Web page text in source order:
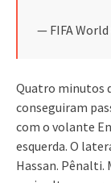
— FIFA World
Quatro minutos
conseguiram
com o volante
esquerda. O
Hassan. Pênalti.